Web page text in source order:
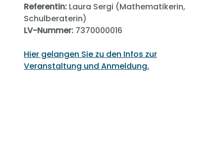
Referentin: Laura Sergi (Mathematikerin,
Schulberaterin)
LV-Nummer: 7370000016
Hier gelangen Sie zu den Infos zur
Veranstaltung und Anmeldung.